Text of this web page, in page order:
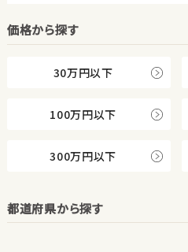
価格から探す
30万円以下
100万円以下
300万円以下
都道府県から探す